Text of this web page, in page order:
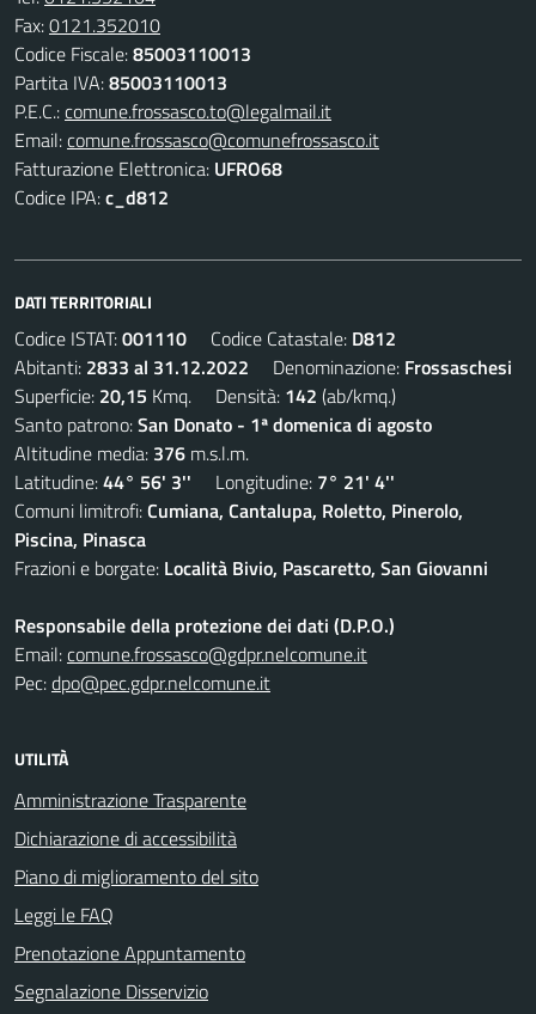
Fax:0121.352010
Codice Fiscale:85003110013
Partita IVA:85003110013
P.E.C.:comune.frossasco.to@legalmail.it
Email:comune.frossasco@comunefrossasco.it
Fatturazione Elettronica: UFRO68
Codice IPA:c_d812
DATI TERRITORIALI
Codice ISTAT:001110 Codice Catastale: D812
Abitanti: 2833 al 31.12.2022 Denominazione: Frossaschesi
Superficie: 20,15 Kmq. Densità: 142 (ab/kmq.)
Santo patrono:San Donato - 1ª domenica di agosto
Altitudine media: 376 m.s.l.m.
Latitudine:44° 56' 3'' Longitudine: 7° 21' 4''
Comuni limitrofi:Cumiana, Cantalupa, Roletto, Pinerolo,
Piscina, Pinasca
Frazioni e borgate: Località Bivio, Pascaretto, San Giovanni
Responsabile della protezione dei dati (D.P.O.)
Email:comune.frossasco@gdpr.nelcomune.it
Pec:dpo@pec.gdpr.nelcomune.it
UTILITÀ
Amministrazione Trasparente
Dichiarazione di accessibilità
Piano di miglioramento del sito
Leggi le FAQ
Prenotazione Appuntamento
Segnalazione Disservizio